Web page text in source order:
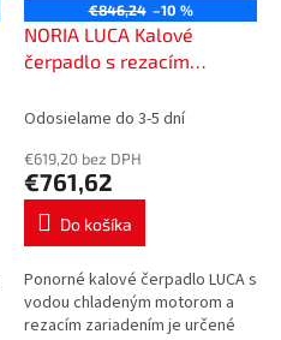
€846,24 –10 %
NORIA LUCA Kalové
čerpadlo s rezacím
káblom 10m, 600310
Odosielame do 3-5 dní
€619,20 bez DPH
€761,62
Do košíka
Ponorné kalové čerpadlo LUCA s
vodou chladeným motorom a
rezacím zariadením je určené